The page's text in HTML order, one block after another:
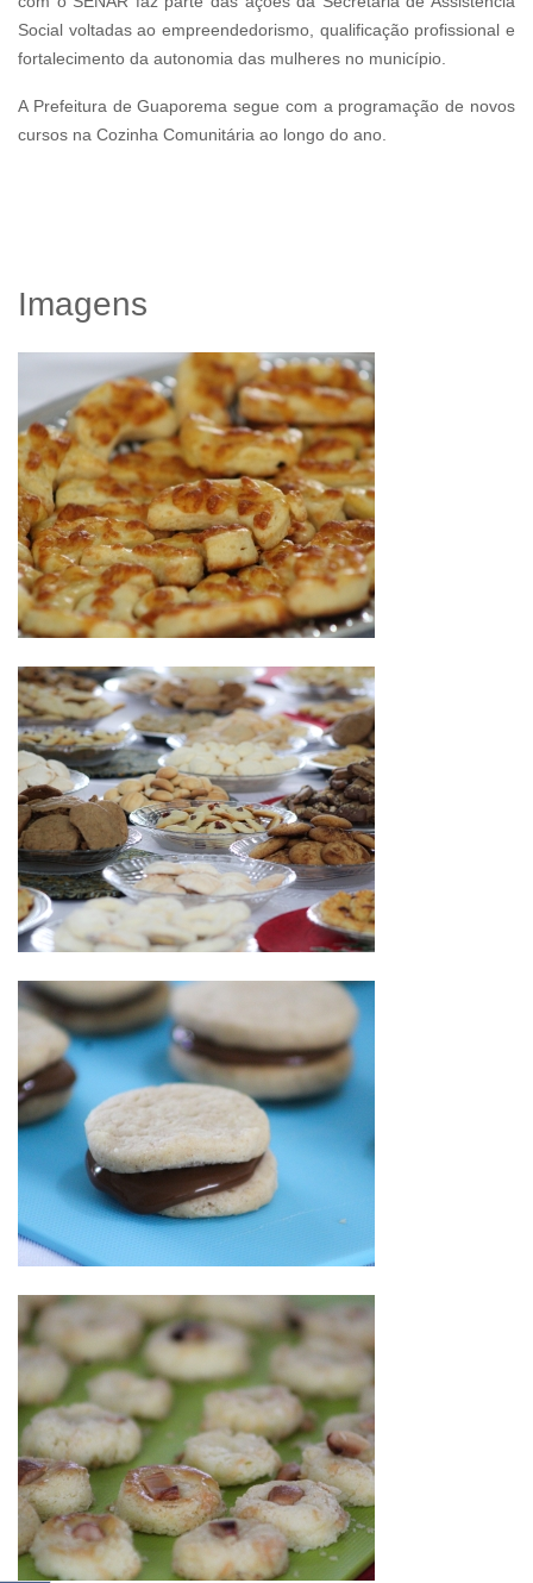
Social voltadas ao empreendedorismo, qualificação profissional e
fortalecimento da autonomia das mulheres no município.
A Prefeitura de Guaporema segue com a programação de novos
cursos na Cozinha Comunitária ao longo do ano.
Imagens